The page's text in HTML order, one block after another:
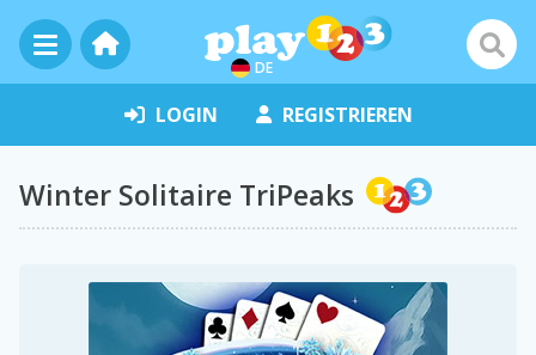
DE
LOGIN REGISTRIEREN
Winter Solitaire TriPeaks